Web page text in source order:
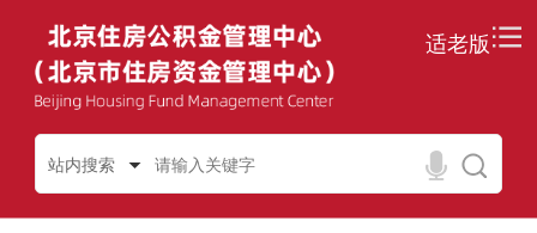
适老版
站内搜索